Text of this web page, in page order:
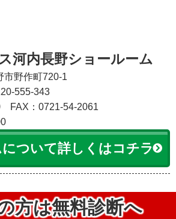
河内長野ショールーム
市野作町720-1
555-343
FAX：0721-54-2061
ついて詳しくはコチラ
方は無料診断へ